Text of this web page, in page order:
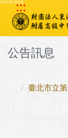
跳到主要內容區塊
:::
公告訊息
臺北市立